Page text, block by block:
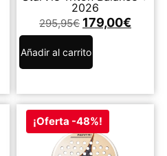
2026
295,95€ 179,00€
Añadir al carrito
¡Oferta -48%!